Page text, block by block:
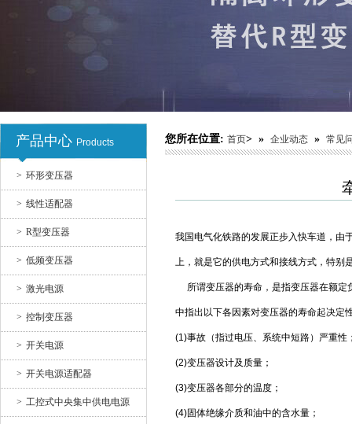
产品中心 Products
> 环形变压器
> 线性适配器
> R型变压器
> 低频变压器
> 激光电源
> 控制变压器
> 开关电源
> 开关电源适配器
> 工控式中央集中供电电源
低频变压器
开关电源
您所在位置: 首页> » 企业动态 » 常见
我国电气化铁路的发展正步入快车道，由
上，就是它的供电方式和接线方式，特
所谓变压器的寿命，是指变压器在额定
中指出以下各因素对变压器的寿命起决定
(1)事故（指过电压、系统中短路）严重性
(2)变压器设计及质量；
(3)变压器各部分的温度；
(4)固体绝缘介质和油中的含水量；